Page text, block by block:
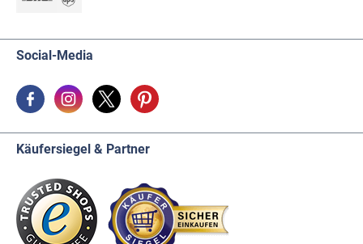
Social-Media
Käufersiegel & Partner